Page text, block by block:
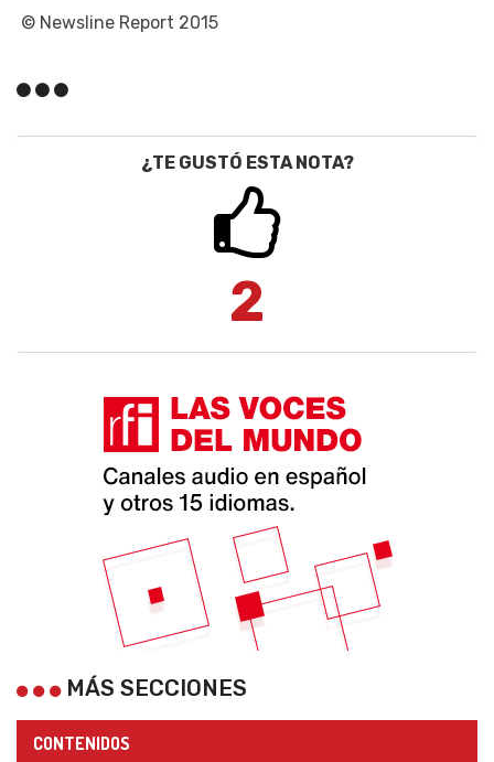
© Newsline Report 2015
¿TE GUSTÓ ESTA NOTA?
2
MÁS SECCIONES
CONTENIDOS